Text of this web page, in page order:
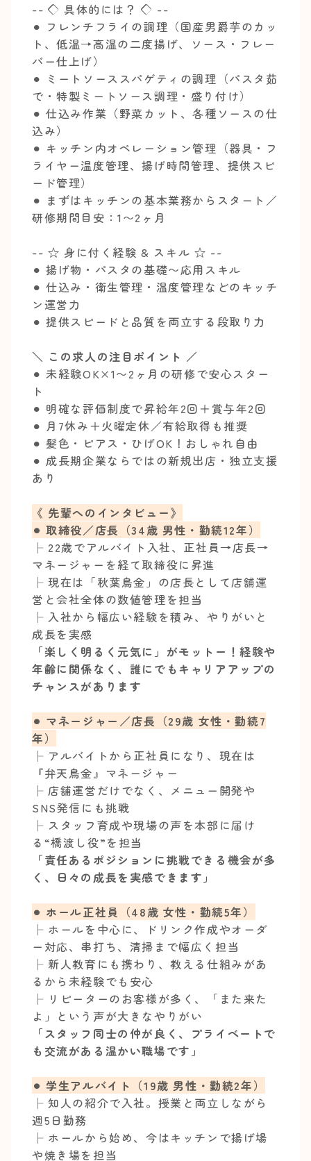
-- ◇ 具体的には？ ◇ --
⚫︎ フレンチフライの調理（国産男爵芋のカッ
ト、低温→高温の二度揚げ、ソース・フレー
バー仕上げ）
⚫︎ ミートソーススパゲティの調理（パスタ茹
で・特製ミートソース調理・盛り付け）
⚫︎ 仕込み作業（野菜カット、各種ソースの仕
込み）
⚫︎ キッチン内オペレーション管理（器具・フ
ライヤー温度管理、揚げ時間管理、提供スピ
ード管理）
⚫︎ まずはキッチンの基本業務からスタート／
研修期間目安：1〜2ヶ月
-- ☆ 身に付く経験 & スキル ☆ --
⚫︎ 揚げ物・パスタの基礎〜応用スキル
⚫︎ 仕込み・衛生管理・温度管理などのキッチ
ン運営力
⚫︎ 提供スピードと品質を両立する段取り力
＼ この求人の注目ポイント ／
⚫︎ 未経験OK×1〜2ヶ月の研修で安心スター
ト
⚫︎ 明確な評価制度で昇給年2回＋賞与年2回
⚫︎ 月7休み＋火曜定休／有給取得も推奨
⚫︎ 髪色・ピアス・ひげOK！おしゃれ自由
⚫︎ 成長期企業ならではの新規出店・独立支援
あり
《 先輩へのインタビュー》
⚫︎ 取締役／店長（34歳 男性・勤続12年）
├ 22歳でアルバイト入社、正社員→店長→
マネージャーを経て取締役に昇進
├ 現在は「秋葉鳥金」の店長として店舗運
営と会社全体の数値管理を担当
├ 入社から幅広い経験を積み、やりがいと
成長を実感
「楽しく明るく元気に」がモットー！経験や
年齢に関係なく、誰にでもキャリアアップの
チャンスがあります
⚫︎ マネージャー／店長（29歳 女性・勤続7
年）
├ アルバイトから正社員になり、現在は
『弁天鳥金』マネージャー
├ 店舗運営だけでなく、メニュー開発や
SNS発信にも挑戦
├ スタッフ育成や現場の声を本部に届け
る“橋渡し役”を担当
「責任あるポジションに挑戦できる機会が多
く、日々の成長を実感できます」
⚫︎ ホール正社員（48歳 女性・勤続5年）
├ ホールを中心に、ドリンク作成やオーダ
ー対応、串打ち、清掃まで幅広く担当
├ 新人教育にも携わり、教える仕組みがあ
るから未経験でも安心
├ リピーターのお客様が多く、「また来た
よ」という声が大きなやりがい
「スタッフ同士の仲が良く、プライベートで
も交流がある温かい職場です」
⚫︎ 学生アルバイト（19歳 男性・勤続2年）
├ 知人の紹介で入社。授業と両立しながら
週5日勤務
├ ホールから始め、今はキッチンで揚げ場
や焼き場を担当